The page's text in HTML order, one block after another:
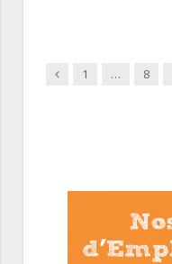
Précédent
1 … 8